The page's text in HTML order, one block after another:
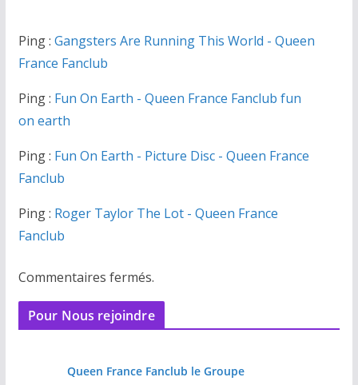
Ping : Gangsters Are Running This World - Queen
France Fanclub
Ping : Fun On Earth - Queen France Fanclub fun
on earth
Ping : Fun On Earth - Picture Disc - Queen France
Fanclub
Ping : Roger Taylor The Lot - Queen France
Fanclub
Commentaires fermés.
Pour Nous rejoindre
Queen France Fanclub le Groupe